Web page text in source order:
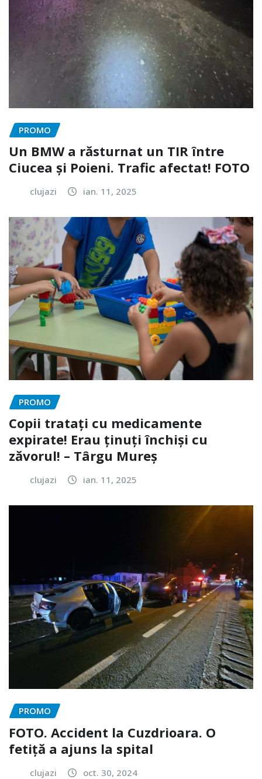
PROMO
Un BMW a răsturnat un TIR între
Ciucea și Poieni. Trafic afectat! FOTO
clujazi ian. 11, 2025
PROMO
Copii tratați cu medicamente
expirate! Erau ținuți închiși cu
zăvorul! – Târgu Mureș
clujazi ian. 11, 2025
PROMO
FOTO. Accident la Cuzdrioara. O
fetiță a ajuns la spital
clujazi oct. 30, 2024